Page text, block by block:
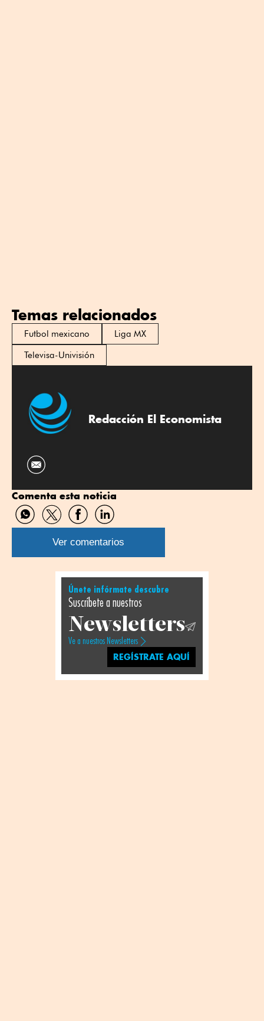
Temas relacionados
Futbol mexicano
Liga MX
Televisa-Univisión
Redacción El Economista
Comenta esta noticia
Compartir
por
WhatsApp
Compartir
por
Twitter
Compartir
por
Facebook
Compartir
por
Linkedin
Ver comentarios
Únete infórmate descubre
Suscríbete a nuestros
Newsletters
Ve a nuestros Newsletters
REGÍSTRATE AQUÍ